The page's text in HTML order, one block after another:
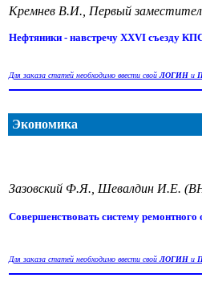
Кремнев В.И., Первый
Нефтяники - навстречу XXVI съезду
Для заказа статей необходимо ввести свойЛОГИН и
Экономика
Зазовский Ф.Я., Шевалдин И.Е.
Совершенствовать систему
Для заказа статей необходимо ввести свойЛОГИН и